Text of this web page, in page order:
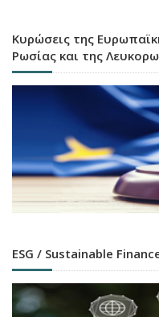
Κυρώσεις της
Ρωσίας και της
ESG / Sustainable